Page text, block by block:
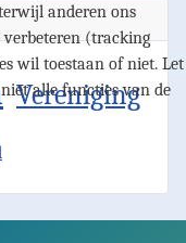
Vereniging
anderen ons
verbeteren (tracking
wil toestaan of niet. Let
alle functies van de